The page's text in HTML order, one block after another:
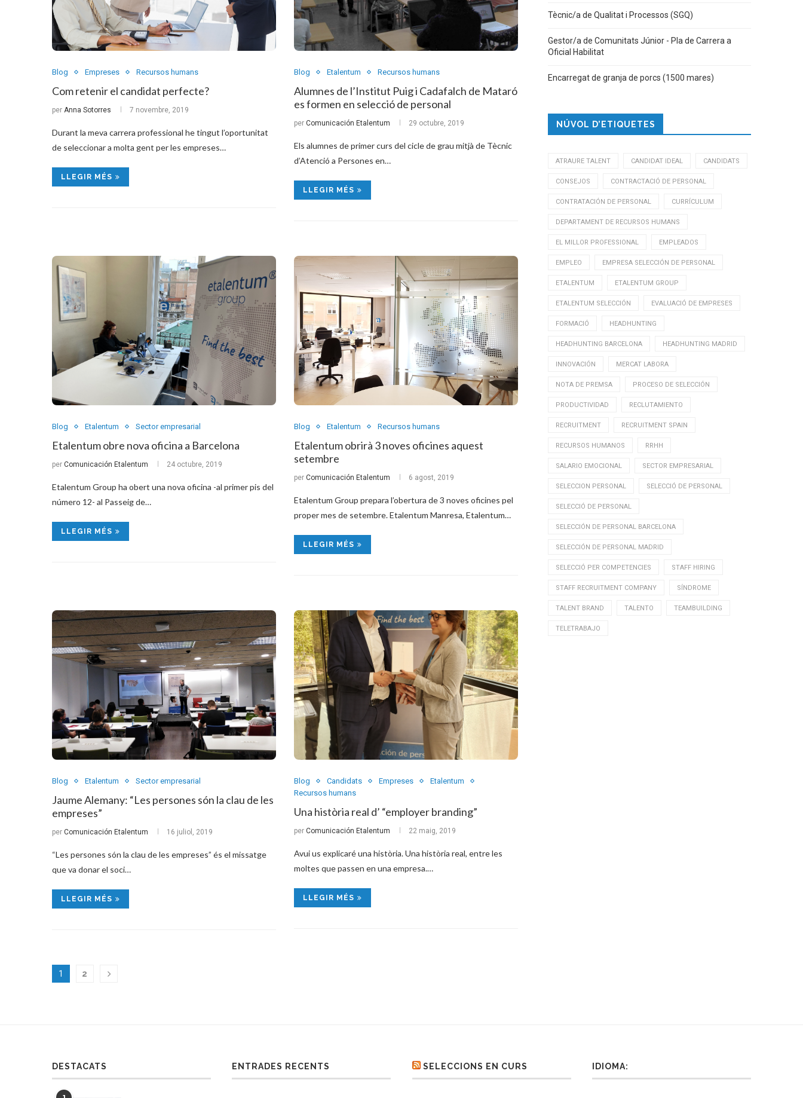
Blog Empreses Recursos humans
Com retenir el candidat perfecte?
per Anna Sotorres 7 novembre, 2019
Durant la meva carrera professional he tingut l’oportunitat
de seleccionar a molta gent per les empreses…
LLEGIR MÉS
Blog Etalentum Recursos humans
Alumnes de l’Institut Puig i Cadafalch de Mataró
es formen en selecció de personal
perComunicación Etalentum 29 octubre, 2019
Els alumnes de primer curs del cicle de grau mitjà de Tècnic
d’Atenció a Persones en…
LLEGIR MÉS
Blog Etalentum Sector empresarial
Etalentum obre nova oficina a Barcelona
per Comunicación Etalentum 24 octubre, 2019
Etalentum Group ha obert una nova oficina -al primer pis del
número 12- al Passeig de…
LLEGIR MÉS
Blog Etalentum Recursos humans
Etalentum obrirà 3 noves oficines aquest
setembre
perComunicación Etalentum 6 agost, 2019
Etalentum Group prepara l’obertura de 3 noves oficines pel
proper mes de setembre. Etalentum Manresa, Etalentum…
LLEGIR MÉS
Blog Etalentum Sector empresarial
Jaume Alemany: “Les persones són la clau de les
empreses”
per Comunicación Etalentum 16 juliol, 2019
“Les persones són la clau de les empreses” és el missatge
que va donar el soci…
LLEGIR MÉS
Blog Candidats Empreses
Etalentum
Recursos humans
Una història real d’ “employer branding”
perComunicación Etalentum 22 maig, 2019
Avui us explicaré una història. Una història real, entre les
moltes que passen en una empresa.…
LLEGIR MÉS
1 2
Tècnic/a de Qualitat i Processos (SGQ)
Gestor/a de Comunitats Júnior - Pla de Carrera a
Oficial Habilitat
Encarregat de granja de porcs (1500 mares)
NÚVOL D’ETIQUETES
ATRAURE TALENT CANDIDAT IDEAL CANDIDATS
CONSEJOS CONTRACTACIÓ DE PERSONAL
CONTRATACIÓN DE PERSONAL CURRÍCULUM
DEPARTAMENT DE RECURSOS HUMANS
EL MILLOR PROFESSIONAL EMPLEADOS
EMPLEO EMPRESA SELECCIÓN DE PERSONAL
ETALENTUM ETALENTUM GROUP
ETALENTUM SELECCIÓN EVALUACIÓ DE EMPRESES
FORMACIÓ HEADHUNTING
HEADHUNTING BARCELONA HEADHUNTING MADRID
INNOVACIÓN MERCAT LABORA
NOTA DE PREMSA PROCESO DE SELECCIÓN
PRODUCTIVIDAD RECLUTAMIENTO
RECRUITMENT RECRUITMENT SPAIN
RECURSOS HUMANOS RRHH
SALARIO EMOCIONAL SECTOR EMPRESARIAL
SELECCION PERSONAL SELECCIÓ DE PERSONAL
SELECCIÓ DE PERSONAL
SELECCIÓN DE PERSONAL BARCELONA
SELECCIÓN DE PERSONAL MADRID
SELECCIÓ PER COMPETENCIES STAFF HIRING
STAFF RECRUITMENT COMPANY SÍNDROME
TALENT BRAND TALENTO TEAMBUILDING
TELETRABAJO
DESTACATS ENTRADES RECENTS SELECCIONS EN CURS IDIOMA: